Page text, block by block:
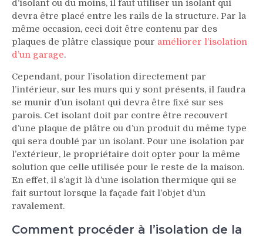
d’isolant ou du moins, il faut utiliser un isolant qui
devra être placé entre les rails de la structure. Par la
même occasion, ceci doit être contenu par des
plaques de plâtre classique pour améliorer l’isolation
d’un garage.
Cependant, pour l’isolation directement par
l’intérieur, sur les murs qui y sont présents, il faudra
se munir d’un isolant qui devra être fixé sur ses
parois. Cet isolant doit par contre être recouvert
d’une plaque de plâtre ou d’un produit du même type
qui sera doublé par un isolant. Pour une isolation par
l’extérieur, le propriétaire doit opter pour la même
solution que celle utilisée pour le reste de la maison.
En effet, il s’agit là d’une isolation thermique qui se
fait surtout lorsque la façade fait l’objet d’un
ravalement.
Comment procéder à l’isolation de la